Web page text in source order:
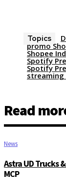
Topics
promo
Shopee
Spotify
Spotify
streaming
Read
News
Astra UD Trucks
MCP